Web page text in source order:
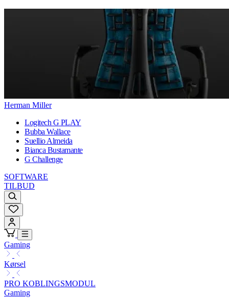
Herman Miller
Logitech G PLAY
Bubba Wallace
Suellio Almeida
Bianca Bustamante
G Challenge
SOFTWARE
TILBUD
Gaming
Kørsel
PRO KOBLINGSMODUL
Gaming